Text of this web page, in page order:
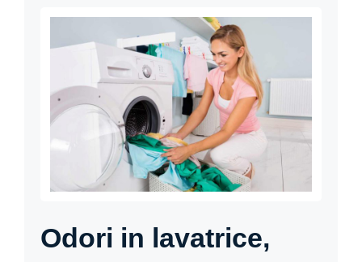
Odori in lavatrice,